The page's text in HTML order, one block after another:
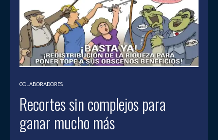
COLABORADORES
Recortes sin complejos para
ganar mucho más